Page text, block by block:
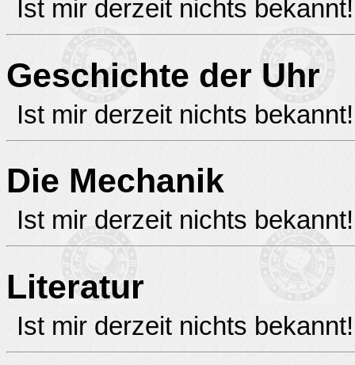
Ist mir derzeit nichts bekannt!
Geschichte der Uhr
Ist mir derzeit nichts bekannt!
Die Mechanik
Ist mir derzeit nichts bekannt!
Literatur
Ist mir derzeit nichts bekannt!